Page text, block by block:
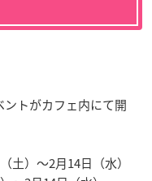
トがカフェ内にて開
土）～2月14日（水）